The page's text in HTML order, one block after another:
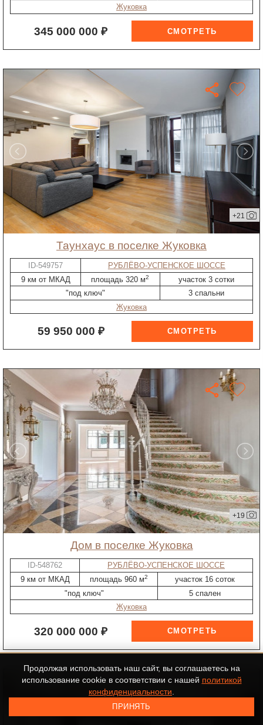
Жуковка
345 000 000 ₽
+21
таунхаус в поселке Жуковка
ID-549757
РУБЛЁВО-УСПЕНСКОЕ ШОССЕ
9 км от МКАД
площадь 320 м2
участок 3 сотки
"под ключ"
3 спальни
Жуковка
59 950 000 ₽
+19
дом в поселке Жуковка
ID-548762
РУБЛЁВО-УСПЕНСКОЕ ШОССЕ
9 км от МКАД
площадь 960 м2
участок 16 соток
"под ключ"
5 спален
Жуковка
320 000 000 ₽
Продолжая использовать наш сайт, вы соглашаетесь на
использование cookie в соответствии с нашей политикой
конфиденциальности
ПРИНЯТЬ